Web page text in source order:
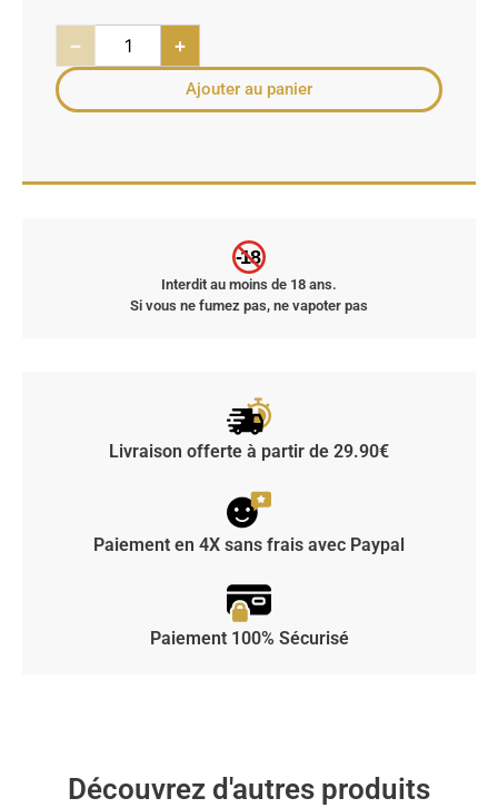
− +
Ajouter au panier
-18
Interdit au moins de 18 ans.
Si vous ne fumez pas, ne vapoter pas
Livraison offerte à partir de 29.90€
Paiement en 4X sans frais avec Paypal
Paiement 100% Sécurisé
Découvrez d'autres produits